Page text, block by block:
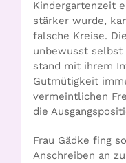
Kindergartenzeit
stärker wurde,
falsche Kreise.
unbewusst selbst
stand mit ihrem
Gutmütigkeit
vermeintlichen
die
Frau Gädke fing
Anschreiben an